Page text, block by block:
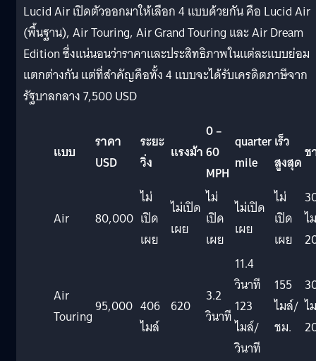
Lucid Air เปิดตัวออกมาให้เลือก 4 แบบด้วยกัน คือ Lucid Air
(พื้นฐาน), Air Touring, Air Grand Touring และ Air Dream
Edition ซึ่งแน่นอนว่าราคาและประสิทธิภาพในแต่ละแบบย่อม
แตกต่างกัน แต่ที่สำคัญคือทั้ง 4 แบบจะได้รับเครดิตภาษีจาก
รัฐบาลกลาง 7,500 USD
แบบ
ราคา
USD
ระยะ
วิ่ง
แรงม้า
0 –
60
MPH
quarter
mile
เร็ว
สูงสุด
ช
Air 80,000
ไม่
เปิด
เผย
ไม่เปิด
เผย
ไม่
เปิด
เผย
ไม่เปิด
เผย
ไม่
เปิด
เผย
ไ
Air
Touring
95,000 406
ไมล์
620
3.2
วินาที
11.4
วินาที
123
ไมล์/
วินาที
155
ไมล์/
ชม.
ไ